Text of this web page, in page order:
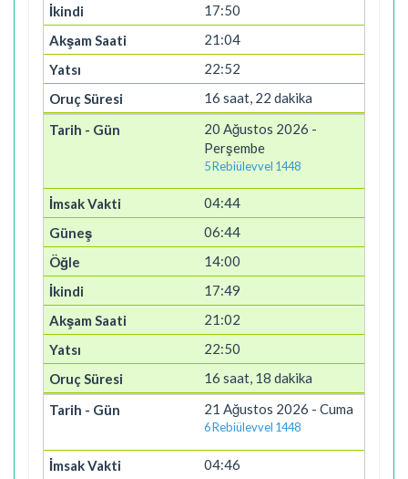
17:50
21:04
22:52
16 saat, 22 dakika
20 Ağustos 2026 -
Perşembe
5 Rebiülevvel 1448
04:44
06:44
14:00
17:49
21:02
22:50
16 saat, 18 dakika
21 Ağustos 2026 - Cuma
6 Rebiülevvel 1448
04:46